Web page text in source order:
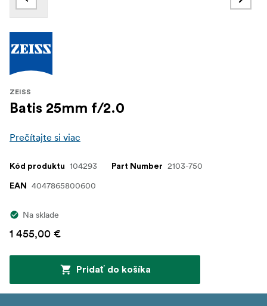
ZEISS
Batis 25mm f/2.0
Prečítajte si viac
Kód produktu 104293 Part Number 2103-750
EAN 4047865800600
Na sklade
1 455,00 €
Pridať do košíka